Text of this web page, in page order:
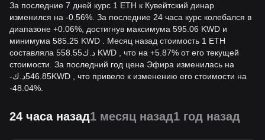
За последние 7 дней курс 1 ETH к Кувейтский динар
изменился на -0.56%. За последние 24 часа курс колебался в
диапазоне +0.06%, достигнув максимума 595.06 KWD и
минимума 585.25 KWD . Месяц назад стоимость 1 ETH
составляла د.ك558.55 KWD , что на +5.87% от его текущей
стоимости. За последний год цена Эфира изменилась на
-د.ك546.85KWD , что привело к изменению его стоимости на
-48.04%.
24 часа назад1 месяц назад1 год назад